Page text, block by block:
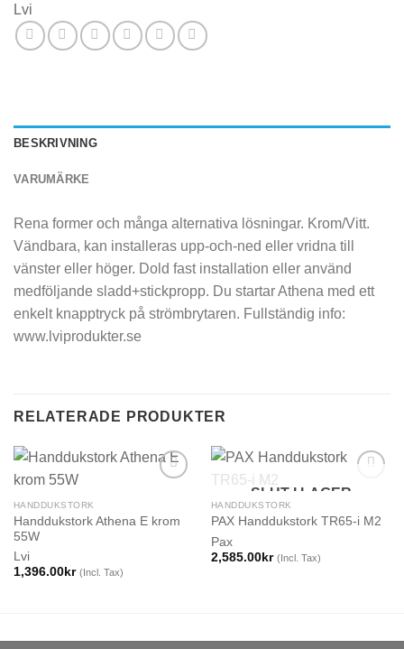
Lvi
BESKRIVNING
VARUMÄRKE
Rena former och många alternativa lösningar. Krom/Vitt.
Vändbara, kan installeras upp-och-ned eller vridna till
vänster eller höger. Dold fast installation eller använd
medföljande sladd+stickpropp. Du startar Athena med ett
enkelt knapptryck på strömbrytaren. Fullständig info:
www.lviprodukter.se
RELATERADE PRODUKTER
HANDDUKSTORK
Handdukstork Athena E krom
55W
Lvi
1,396.00kr (Incl. Tax)
SLUT I LAGER
HANDDUKSTORK
PAX Handdukstork TR65-i M2
Pax
2,585.00kr (Incl. Tax)